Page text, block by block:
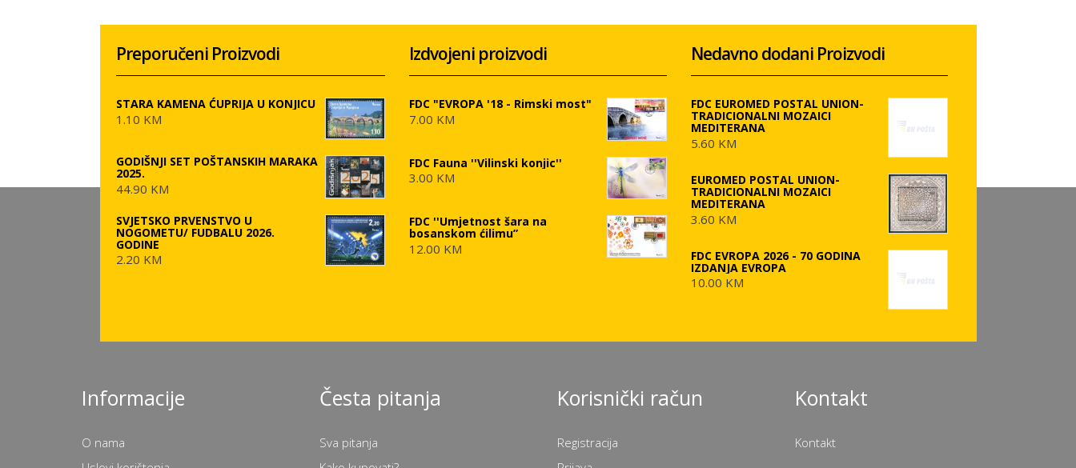
Preporučeni Proizvodi
STARA KAMENA ĆUPRIJA U KONJICU
1.10 KM
GODIŠNJI SET POŠTANSKIH MARAKA
2025.
44.90 KM
SVJETSKO PRVENSTVO U
NOGOMETU/ FUDBALU 2026.
GODINE
2.20 KM
Izdvojeni proizvodi
FDC "EVROPA '18 - Rimski most"
7.00 KM
FDC Fauna ''Vilinski konjic''
3.00 KM
FDC ''Umjetnost šara na
bosanskom ćilimu”
12.00 KM
Nedavno dodani Proizvodi
FDC EUROMED POSTAL UNION-
TRADICIONALNI MOZAICI
MEDITERANA
5.60 KM
EUROMED POSTAL UNION-
TRADICIONALNI MOZAICI
MEDITERANA
3.60 KM
FDC EVROPA 2026 - 70 GODINA
IZDANJA EVROPA
10.00 KM
Informacije
O nama
Česta pitanja
Sva pitanja
Korisnički račun
Registracija
Kontakt
Kontakt